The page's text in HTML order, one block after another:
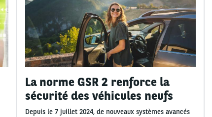
La norme GSR 2 renforce la
sécurité des véhicules neufs
Depuis le 7 juillet 2024, de nouveaux systèmes avancés